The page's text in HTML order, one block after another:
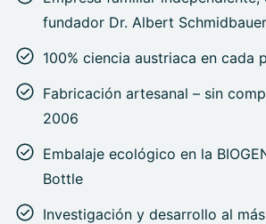
fundador Dr. Albert Schmidbauer
100% ciencia austriaca en cada
Fabricación artesanal – sin
2006
Embalaje ecológico en la
Bottle
Investigación y desarrollo al